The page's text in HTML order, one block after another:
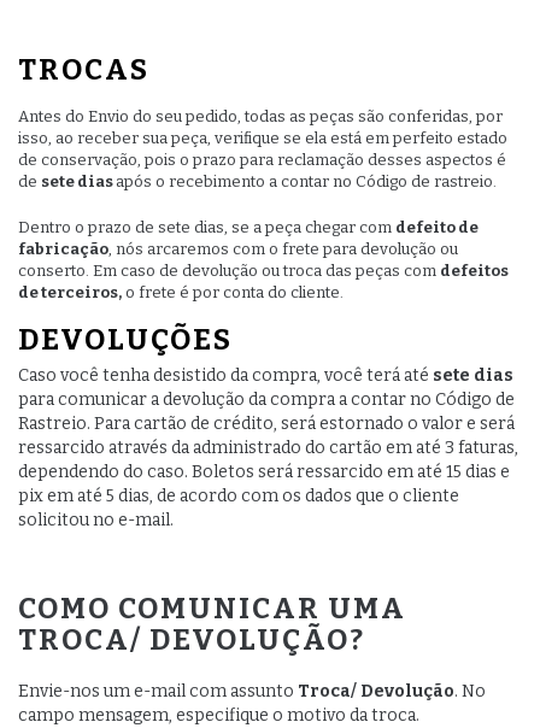
TROCAS
Antes do Envio do seu pedido, todas as peças são conferidas, por
isso, ao receber sua peça, verifique se ela está em perfeito estado
de conservação, pois o prazo para reclamação desses aspectos é
de sete dias após o recebimento a contar no Código de rastreio.
Dentro o prazo de sete dias, se a peça chegar com defeito de
fabricação, nós arcaremos com o frete para devolução ou
conserto. Em caso de devolução ou troca das peças com defeitos
de terceiros, o frete é por conta do cliente.
DEVOLUÇÕES
Caso você tenha desistido da compra, você terá até sete dias
para comunicar a devolução da compra a contar no Código de
Rastreio. Para cartão de crédito, será estornado o valor e será
ressarcido através da administrado do cartão em até 3 faturas,
dependendo do caso. Boletos será ressarcido em até 15 dias e
pix em até 5 dias, de acordo com os dados que o cliente
solicitou no e-mail.
COMO COMUNICAR UMA
TROCA/ DEVOLUÇÃO?
Envie-nos um e-mail com assunto Troca/ Devolução. No
campo mensagem, especifique o motivo da troca.